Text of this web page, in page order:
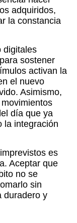
adquiridos,
la constancia
digitales
sostener
activan la
el nuevo
Asimismo,
día que ya
la integración
es
Aceptar que
no se
sin
duradero y